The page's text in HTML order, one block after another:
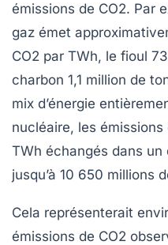
émissions de CO2. Par
gaz émet
CO2 par TWh, le fioul
charbon 1,1 million de
mix d’énergie
nucléaire, les
TWh échangés dans
jusqu’à 10 650 millions
Cela représenterait
émissions de CO2